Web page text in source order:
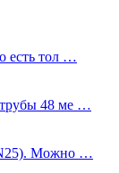
есть тол …
трубы 48 ме …
Можно …